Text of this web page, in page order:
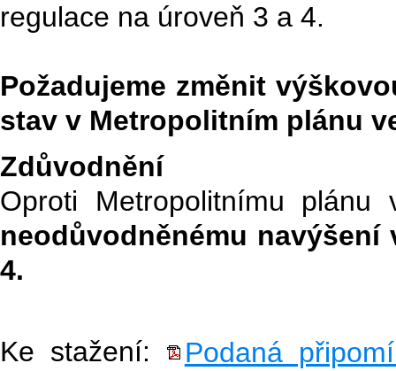
regulace na úroveň 3 a 4.
Požadujeme změnit
stav v Metropolitním plánu
Zdůvodnění
Oproti Metropolitnímu
neodůvodněnému navýšení
4.
Ke stažení:
Podaná